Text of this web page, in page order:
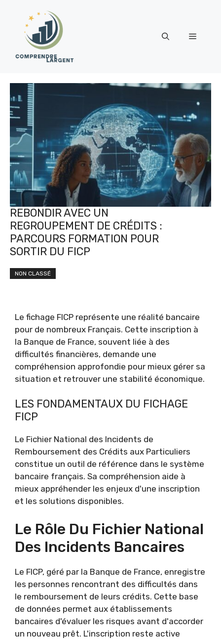
contenu
Menu
REBONDIR AVEC UN
REGROUPEMENT DE CRÉDITS :
PARCOURS FORMATION POUR
SORTIR DU FICP
NON CLASSÉ
Le fichage FICP représente une réalité bancaire
pour de nombreux Français. Cette inscription à
la Banque de France, souvent liée à des
difficultés financières, demande une
compréhension approfondie pour mieux gérer sa
situation et retrouver une stabilité économique.
LES FONDAMENTAUX DU FICHAGE
FICP
Le Fichier National des Incidents de
Remboursement des Crédits aux Particuliers
constitue un outil de référence dans le système
bancaire français. Sa compréhension aide à
mieux appréhender les enjeux d'une inscription
et les solutions disponibles.
Le Rôle Du Fichier National
Des Incidents Bancaires
Le FICP, géré par la Banque de France, enregistre
les personnes rencontrant des difficultés dans
le remboursement de leurs crédits. Cette base
de données permet aux établissements
bancaires d'évaluer les risques avant d'accorder
un nouveau prêt. L'inscription reste active